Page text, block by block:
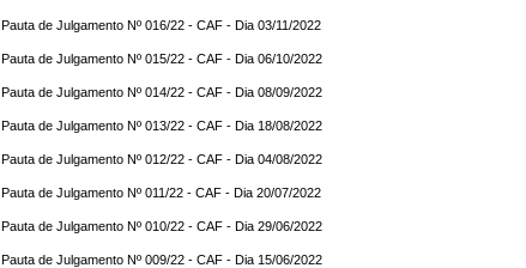
Pauta de Julgamento Nº 016/22 - CAF - Dia 03/11/2022
Pauta de Julgamento Nº 015/22 - CAF - Dia 06/10/2022
Pauta de Julgamento Nº 014/22 - CAF - Dia 08/09/2022
Pauta de Julgamento Nº 013/22 - CAF - Dia 18/08/2022
Pauta de Julgamento Nº 012/22 - CAF - Dia 04/08/2022
Pauta de Julgamento Nº 011/22 - CAF - Dia 20/07/2022
Pauta de Julgamento Nº 010/22 - CAF - Dia 29/06/2022
Pauta de Julgamento Nº 009/22 - CAF - Dia 15/06/2022